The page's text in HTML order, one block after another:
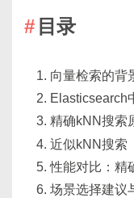
目录
向量检索的背
Elasticsearch
精确kNN搜索
近似kNN搜索
性能对比：精
场景选择建议